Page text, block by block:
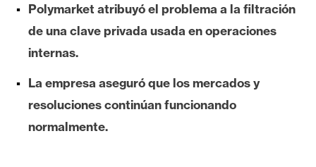
u
m
I
A
Polymarket atribuyó el problema a la filtración
de una clave privada usada en operaciones
internas.
La empresa aseguró que los mercados y
resoluciones continúan funcionando
normalmente.